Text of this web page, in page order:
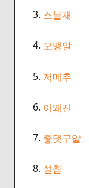
3. 스블재
4. 오뱅알
5. 저메추
6. 이왜진
7. 좋댓구알
8. 설참